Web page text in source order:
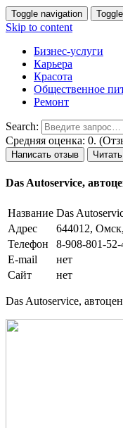
Toggle navigation
Skip to content
Бизнес-услуги
Карьера
Красота
Общественное
Ремонт
Search:
Средняя оценка: 0.
Написать отзыв
Das Autoservice,
Название Das
Адрес
644012,
Телефон
8-908-801-
E-mail
нет
Сайт
нет
Das Autoservice,